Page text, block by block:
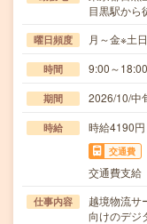
目黒駅から
曜日頻度 月～金※土
時間 9:00～
期間 2026/10/中
時給 時給4190円
交通費
交通費支給
仕事内容
越境物流サ
向けのデジ